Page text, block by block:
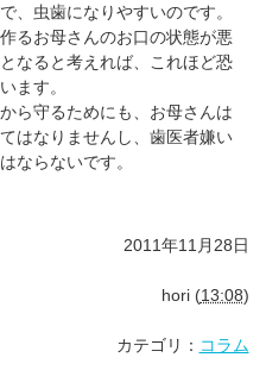
、虫歯になりやすいのです。
るお母さんのお口の状態が悪
なると考えれば、これほど恐
ます。
ら守るためにも、お母さんは
はなりませんし、歯医者嫌い
ならないです。
2011年11月28日
hori(13:08)
カテゴリ： コラム